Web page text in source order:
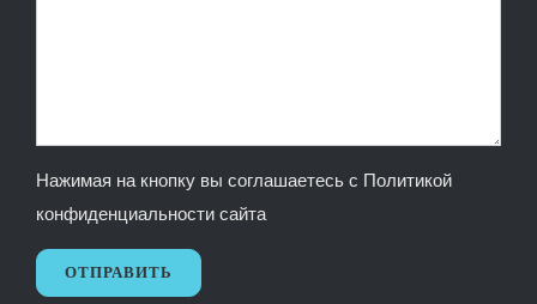
Нажимая на кнопку вы соглашаетесь с Политикой
конфиденциальности сайта